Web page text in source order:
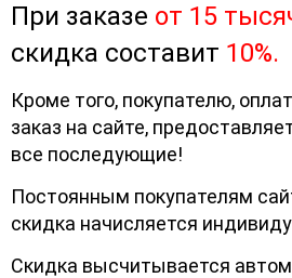
При заказе от 15
скидка составит 10%.
Кроме того, покупателю,
заказ на сайте,
все последующие!
Постоянным покупателям
скидка начисляется
Скидка высчитывается